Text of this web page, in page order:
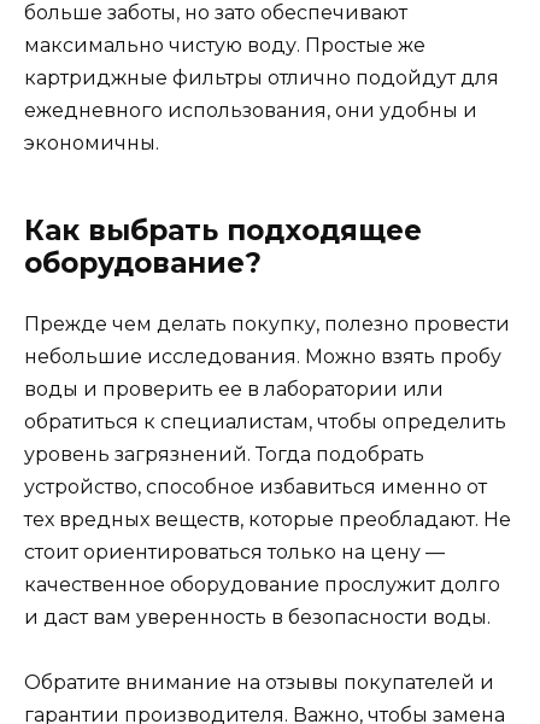
больше заботы, но зато обеспечивают
максимально чистую воду. Простые же
картриджные фильтры отлично подойдут для
ежедневного использования, они удобны и
экономичны.
Как выбрать подходящее
оборудование?
Прежде чем делать покупку, полезно провести
небольшие исследования. Можно взять пробу
воды и проверить ее в лаборатории или
обратиться к специалистам, чтобы определить
уровень загрязнений. Тогда подобрать
устройство, способное избавиться именно от
тех вредных веществ, которые преобладают. Не
стоит ориентироваться только на цену —
качественное оборудование прослужит долго
и даст вам уверенность в безопасности воды.
Обратите внимание на отзывы покупателей и
гарантии производителя. Важно, чтобы замена